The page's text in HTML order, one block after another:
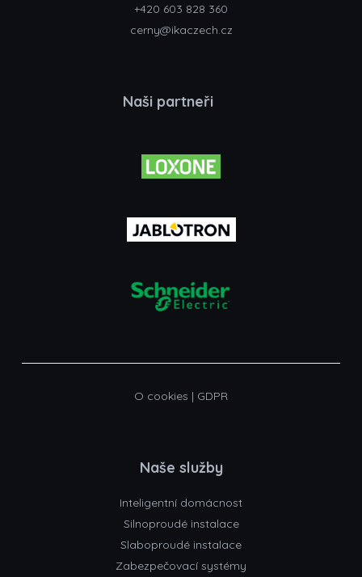
+420 603 828 360
cerny@ikaczech.cz
Naši partneři
O cookies | GDPR
Naše služby
Inteligentní domácnost
Silnoproudé instalace
Slaboproudé instalace
Zabezpečovací systémy